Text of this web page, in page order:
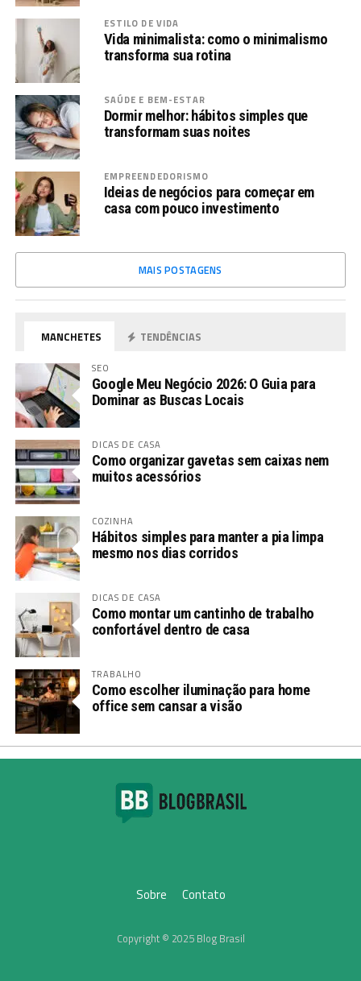
ESTILO DE VIDA
Vida minimalista: como o minimalismo
transforma sua rotina
SAÚDE E BEM-ESTAR
Dormir melhor: hábitos simples que
transformam suas noites
EMPREENDEDORISMO
Ideias de negócios para começar em
casa com pouco investimento
MAIS POSTAGENS
MANCHETES TENDÊNCIAS
SEO
Google Meu Negócio 2026: O Guia para
Dominar as Buscas Locais
DICAS DE CASA
Como organizar gavetas sem caixas nem
muitos acessórios
COZINHA
Hábitos simples para manter a pia limpa
mesmo nos dias corridos
DICAS DE CASA
Como montar um cantinho de trabalho
confortável dentro de casa
TRABALHO
Como escolher iluminação para home
office sem cansar a visão
Sobre Contato
Copyright © 2025 Blog Brasil